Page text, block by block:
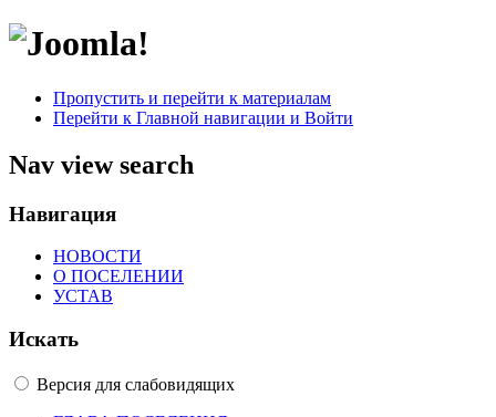
Пропустить и перейти к материалам
Перейти к Главной навигации и Войти
Nav view search
Навигация
НОВОСТИ
О ПОСЕЛЕНИИ
УСТАВ
Искать
Версия для слабовидящих